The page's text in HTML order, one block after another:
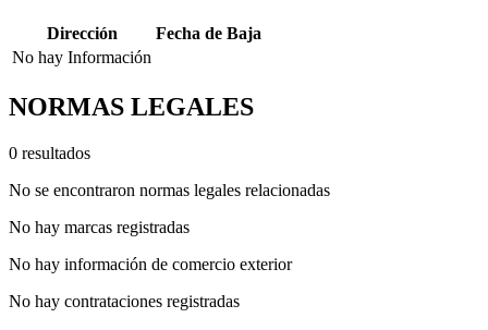
Dirección
Fecha de Baja
No hay Información
NORMAS LEGALES
0 resultados
No se encontraron normas legales relacionadas
No hay marcas registradas
No hay información de comercio exterior
No hay contrataciones registradas